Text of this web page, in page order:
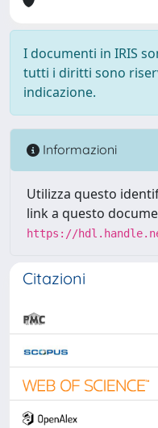
I documenti in IRIS
tutti i diritti sono
indicazione.
Informazioni
Utilizza questo
link a questo
https://
Citazioni